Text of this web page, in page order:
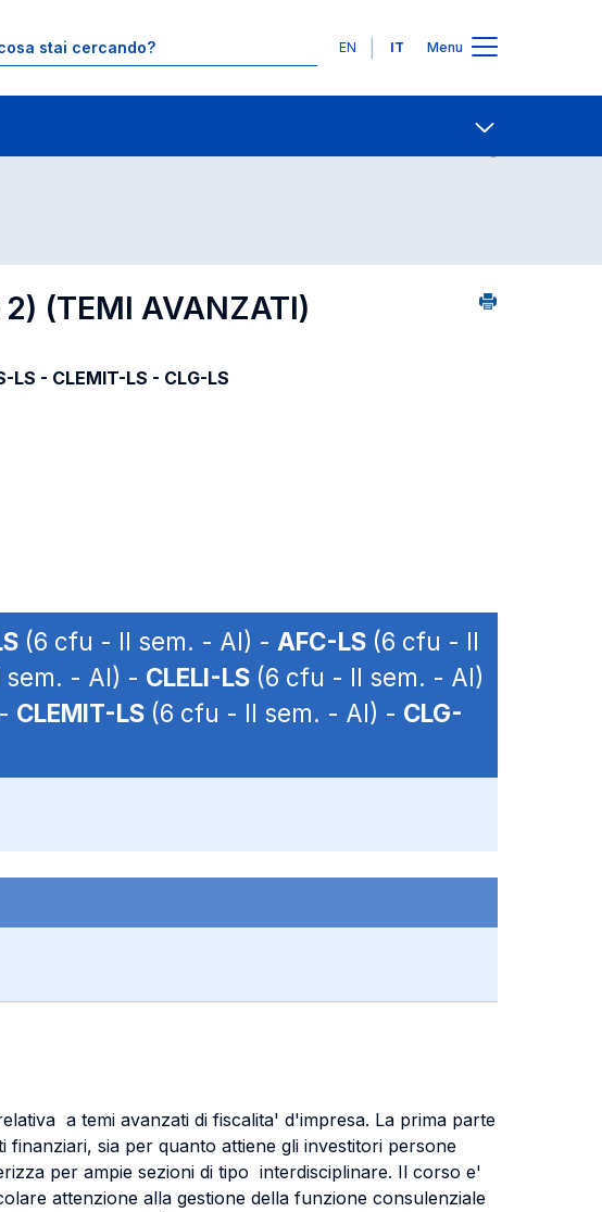
Lingue
EN IT Menu
a.a. 2005-2006 Ricerca insegnamenti in ordine alfabetico Contatti
2) (TEMI AVANZATI)
LS - CLEMIT-LS - CLG-LS
(6 cfu - II sem. - AI) - AFC-LS (6 cfu - II
- AI) - CLELI-LS (6 cfu - II sem. - AI)
CLEMIT-LS (6 cfu - II sem. - AI) - CLG-
a temi avanzati di fiscalita' d'impresa. La prima parte
finanziari, sia per quanto attiene gli investitori persone
per ampie sezioni di tipo interdisciplinare. Il corso e'
attenzione alla gestione della funzione consulenziale